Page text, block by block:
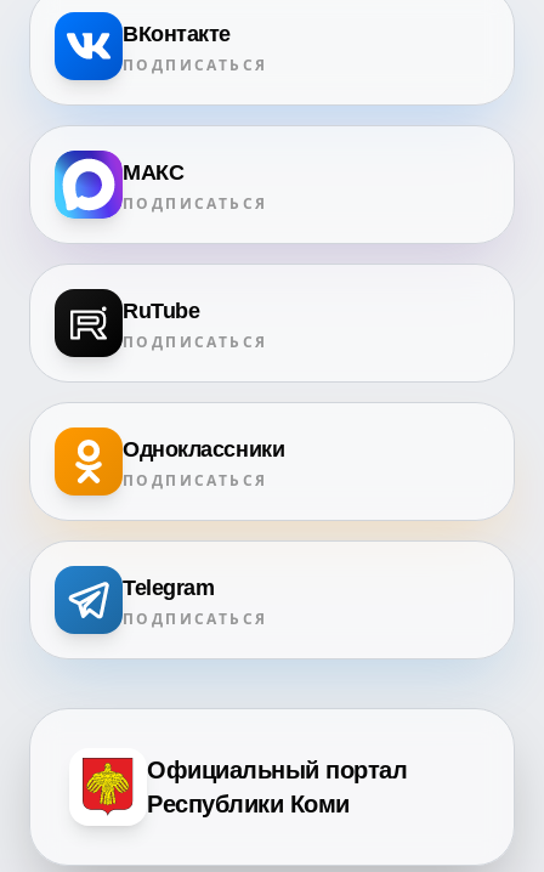
ВКонтакте
ПОДПИСАТЬСЯ
МАКС
ПОДПИСАТЬСЯ
RuTube
ПОДПИСАТЬСЯ
Одноклассники
ПОДПИСАТЬСЯ
Telegram
ПОДПИСАТЬСЯ
Официальный портал
Республики Коми